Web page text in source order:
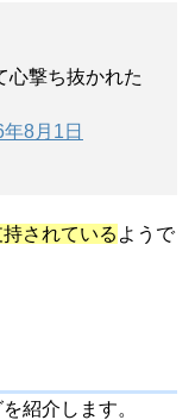
心撃ち抜かれた
8月1日
されている ようで
紹介します。